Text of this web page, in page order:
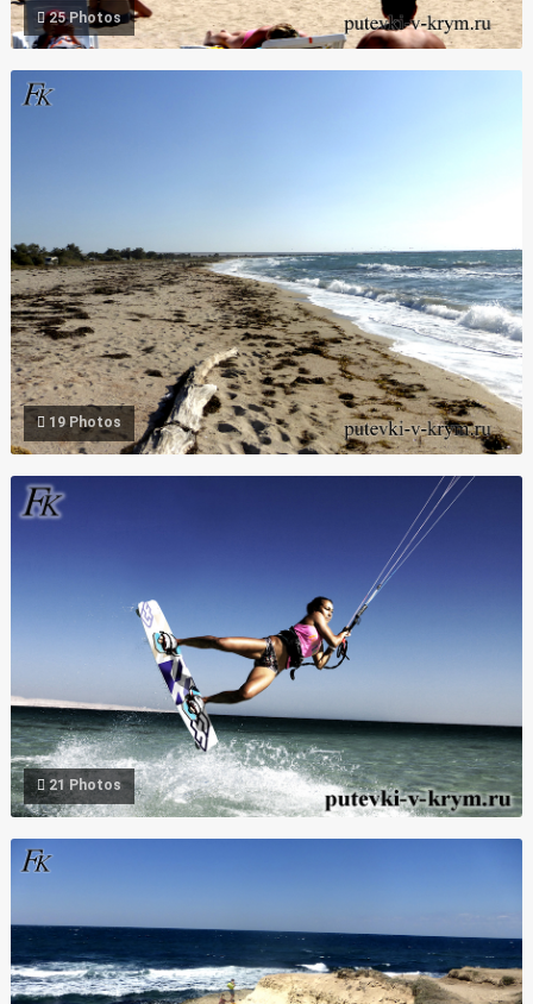
25 Photos
19 Photos
Фото дикий песчаный пляж Межводное Крым
21 Photos
Фото кайтсерфинг Межводное Крым
Фото побережья Крыма Межводное